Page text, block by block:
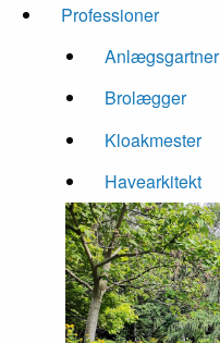
Professioner
Anlægsgartner
Brolægger
Kloakmester
Havearkitekt